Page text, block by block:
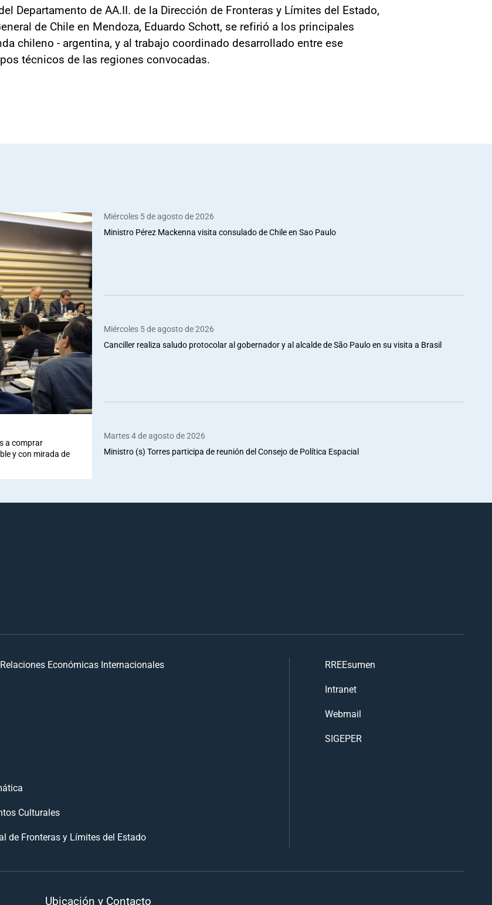
Departamento de AA.II. de la Dirección de Fronteras y Límites del Estado,
de Chile en Mendoza, Eduardo Schott, se refirió a los principales
chileno - argentina, y al trabajo coordinado desarrollado entre ese
técnicos de las regiones convocadas.
a comprar
y con mirada de
Miércoles 5 de agosto de 2026
Ministro Pérez Mackenna visita consulado de Chile en Sao Paulo
Miércoles 5 de agosto de 2026
Canciller realiza saludo protocolar al gobernador y al alcalde de São Paulo en su visita a Brasil
Martes 4 de agosto de 2026
Ministro (s) Torres participa de reunión del Consejo de Política Espacial
Económicas Internacionales
Culturales
de Fronteras y Límites del Estado
RREEsumen
Intranet
Webmail
SIGEPER
Ubicación y Contacto